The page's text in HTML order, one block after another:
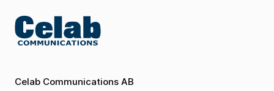
Celab Communications AB